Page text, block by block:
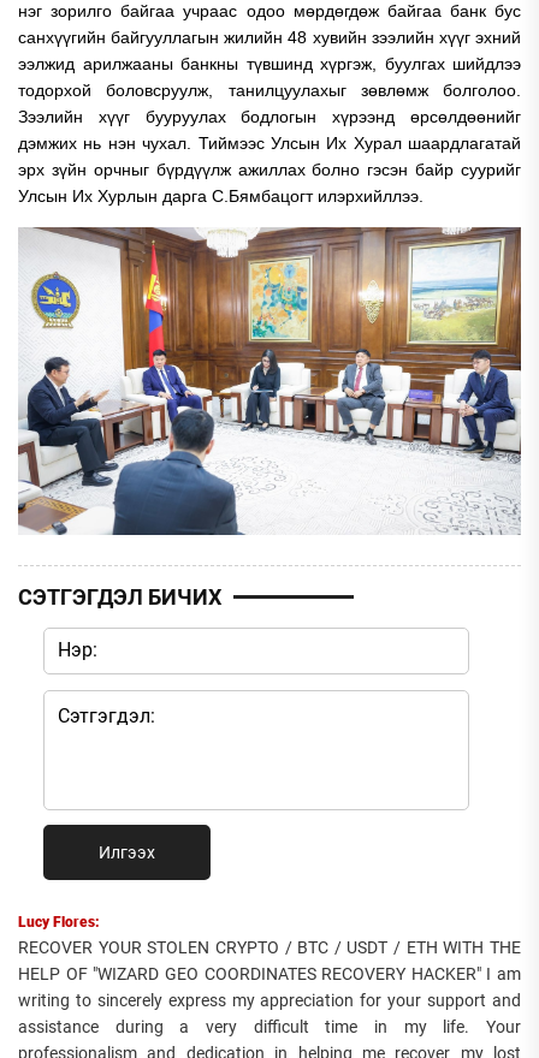
нэг зорилго байгаа учраас одоо мөрдөгдөж байгаа банк бус
санхүүгийн байгууллагын жилийн 48 хувийн зээлийн хүүг эхний
ээлжид арилжааны банкны түвшинд хүргэж, буулгах шийдлээ
тодорхой боловсруулж, танилцуулахыг зөвлөмж болголоо.
Зээлийн хүүг бууруулах бодлогын хүрээнд өрсөлдөөнийг
дэмжих нь нэн чухал. Тиймээс Улсын Их Хурал шаардлагатай
эрх зүйн орчныг бүрдүүлж ажиллах болно гэсэн байр суурийг
Улсын Их Хурлын дарга С.Бямбацогт илэрхийллээ.
СЭТГЭГДЭЛ БИЧИХ
Илгээх
Lucy Flores:
RECOVER YOUR STOLEN CRYPTO / BTC / USDT / ETH WITH THE
HELP OF "WIZARD GEO COORDINATES RECOVERY HACKER" I am
writing to sincerely express my appreciation for your support and
assistance during a very difficult time in my life. Your
professionalism and dedication in helping me recover my lost